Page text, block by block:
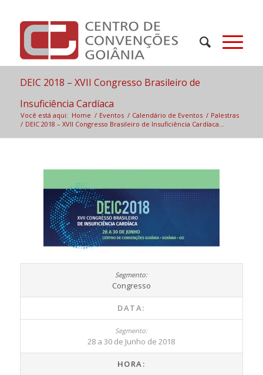
DEIC 2018 – XVII Congresso Brasileiro de
Insuficiência Cardíaca
Você está aqui: Home / Eventos / Calendário de Eventos / Palestras
/ DEIC 2018 – XVII Congresso Brasileiro de Insuficiência Cardíaca...
Congresso
DATA:
28 a 30 de Junho de 2018
HORA: